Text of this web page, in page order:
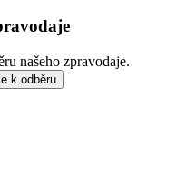
našeho zpravodaje.
k odběru